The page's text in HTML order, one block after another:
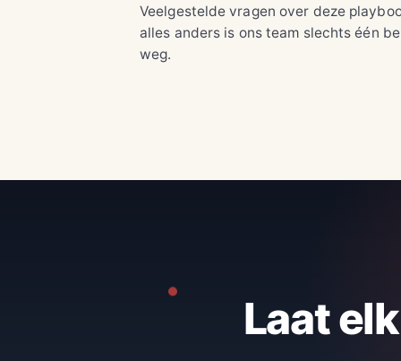
Veelgestelde vragen over deze
alles anders is ons team slechts één
weg.
Laat